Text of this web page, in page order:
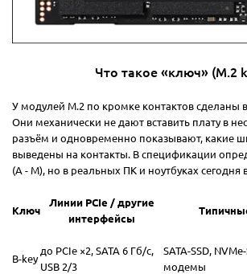
Что такое «ключ» (M.2
У модулей M.2 по кромке контактов сделаны
Они механически не дают вставить плату в
разъём и одновременно показывают, какие
выведены на контакты. В спецификации
(A - M), но в реальных ПК и ноутбуках сегодня
Ключ
Линии PCIe / другие
интерфейсы
B-key
до PCIe ×2, SATA 6 Гб/с,
USB 2/3
SATA-SSD,
модемы